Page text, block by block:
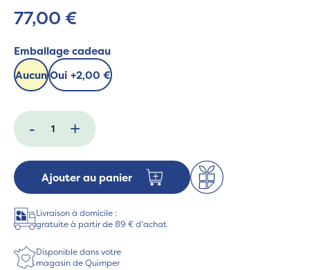
77,00 €
Emballage cadeau
AucunOui +2,00 €
- +
Ajouter au panier
Livraison à domicile :
gratuite à partir de 89 € d'achat
Disponible dans votre
magasin de Quimper